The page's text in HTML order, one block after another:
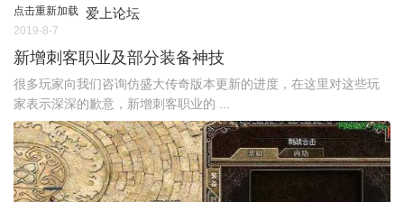
点击重新加载 爱上论坛
2019-8-7
新增刺客职业及部分装备神技
很多玩家向我们咨询仿盛大传奇版本更新的进度，在这里对这些玩
家表示深深的歉意，新增刺客职业的 ...